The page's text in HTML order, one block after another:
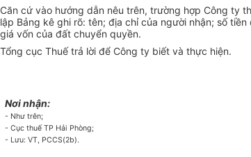
Căn cứ vào hướng dẫn nêu trên, trường hợp Công ty
lập Bảng kê ghi rõ: tên; địa chỉ của người nhận; số
giá vốn của đất chuyển quyền.
Tổng cục Thuế trả lời để Công ty biết và thực hiện.
Nơi nhận:
- Như trên;
- Cục thuế TP Hải Phòng;
- Lưu: VT, PCCS(2b).